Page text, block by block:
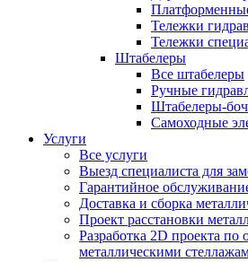
Тележки
Тележки
Штабелеры
Все штабелеры
Ручные
Штабелеры-
Самоходные
Услуги
Все услуги
Выезд специалиста для
Гарантийное
Доставка и сборка
Проект расстановки
Разработка 2D проекта
металлическими